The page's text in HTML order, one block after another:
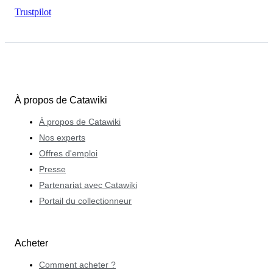
Trustpilot
À propos de Catawiki
À propos de Catawiki
Nos experts
Offres d'emploi
Presse
Partenariat avec Catawiki
Portail du collectionneur
Acheter
Comment acheter ?